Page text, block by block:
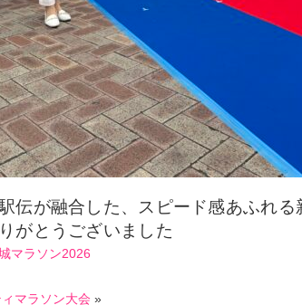
伝が融合した、スピード感あふれる
がとうございました
マラソン2026
マラソン大会 »